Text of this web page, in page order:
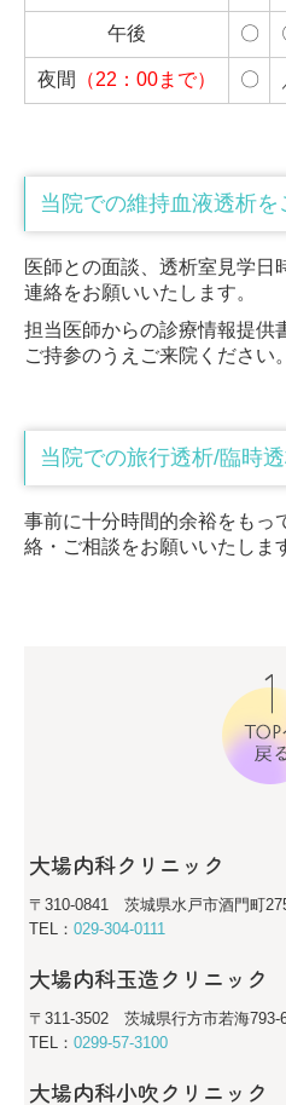
午後 〇
夜間 （22：00まで） 〇
当院での維持血液透析を
医師との面談、透析室見学日
連絡をお願いいたします。
担当医師からの診療情報提
ご持参のうえご来院ください。
当院での旅行透析/臨時
事前に十分時間的余裕をもっ
絡・ご相談をお願いいたしま
大場内科クリニック
〒310-0841 茨城県水戸市酒門町
TEL：029-304-0111
大場内科玉造クリニック
〒311-3502 茨城県行方市若海
TEL：0299-57-3100
大場内科小吹クリニック